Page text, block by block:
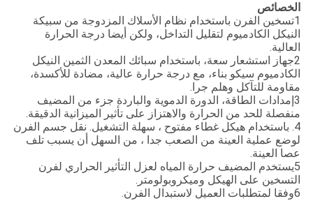
الخصائص
1تسخين الفرن باستخدام نظام الأسلاك المزدوجة من سبيكة
النيكل الكادميوم لتقليل التداخل، ولكن أيضا درجة الحرارة
العالية.
2جهاز استشعار سعة، باستخدام سبائك المعدن الثمين النيكل
الكادميوم سيكو بناء، مع درجة حرارة عالية، مضادة للأكسدة،
مقاومة للتآكل وهلم جرا.
3إمدادات الطاقة، الدورة الدموية والباردة جزء من المضيف
منفصلة للحد من الحرارة والاهتزاز على تأثير الميزانية الدقيقة.
4. باستخدام هيكل غطاء مفتوح ، سهلة التشغيل. نقل جسم الفرن
لوضع عملية العينة من الصعب جدا ، من السهل أن يسبب تلف
عصا العينة.
5يستخدم المضيف حرارة المياه لعزل التأثير الحراري لفرن
التسخين على الهيكل وميكروبولومتر.
6وفقا لمتطلبات العميل لاستبدال الفرن.